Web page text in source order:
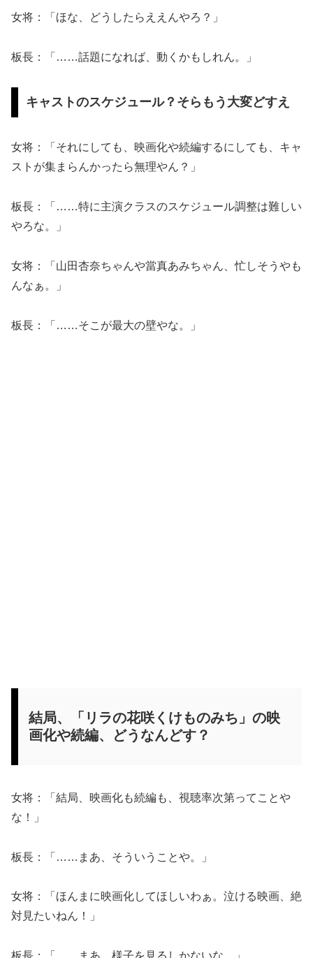
女将：「ほな、どうしたらええんやろ？」
板長：「……話題になれば、動くかもしれん。」
キャストのスケジュール？そらもう大変どすえ
女将：「それにしても、映画化や続編するにしても、キャ
ストが集まらんかったら無理やん？」
板長：「……特に主演クラスのスケジュール調整は難しい
やろな。」
女将：「山田杏奈ちゃんや當真あみちゃん、忙しそうやも
んなぁ。」
板長：「……そこが最大の壁やな。」
結局、「リラの花咲くけものみち」の映
画化や続編、どうなんどす？
女将：「結局、映画化も続編も、視聴率次第ってことや
な！」
板長：「……まあ、そういうことや。」
女将：「ほんまに映画化してほしいわぁ。泣ける映画、絶
対見たいねん！」